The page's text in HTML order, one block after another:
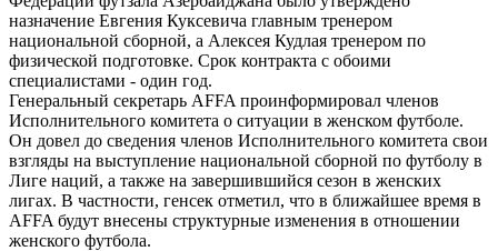
назначение Евгения Куксевича главным тренером
национальной сборной, а Алексея Кудлая тренером по
физической подготовке. Срок контракта с обоими
специалистами - один год.
Генеральный секретарь AFFA проинформировал членов
Исполнительного комитета о ситуации в женском футболе.
Он довел до сведения членов Исполнительного комитета свои
взгляды на выступление национальной сборной по футболу в
Лиге наций, а также на завершившийся сезон в женских
лигах. В частности, генсек отметил, что в ближайшее время в
AFFA будут внесены структурные изменения в отношении
женского футбола.